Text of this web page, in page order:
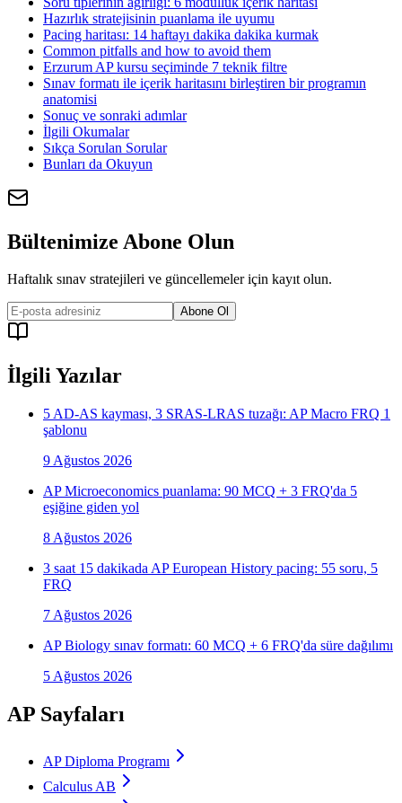
Hazırlık stratejisinin puanlama ile uyumu
Pacing haritası: 14 haftayı dakika dakika kurmak
Common pitfalls and how to avoid them
Erzurum AP kursu seçiminde 7 teknik filtre
Sınav formatı ile içerik haritasını birleştiren bir programın
anatomisi
Sonuç ve sonraki adımlar
İlgili Okumalar
Sıkça Sorulan Sorular
Bunları da Okuyun
Bültenimize Abone Olun
Haftalık sınav stratejileri ve güncellemeler için kayıt olun.
Abone Ol
İlgili Yazılar
5 AD-AS kayması, 3 SRAS-LRAS tuzağı: AP Macro FRQ 1
şablonu
9 Ağustos 2026
AP Microeconomics puanlama: 90 MCQ + 3 FRQ'da 5
eşiğine giden yol
8 Ağustos 2026
3 saat 15 dakikada AP European History pacing: 55 soru, 5
FRQ
7 Ağustos 2026
AP Biology sınav formatı: 60 MCQ + 6 FRQ'da süre dağılımı
5 Ağustos 2026
AP Sayfaları
AP Diploma Programı
Calculus AB